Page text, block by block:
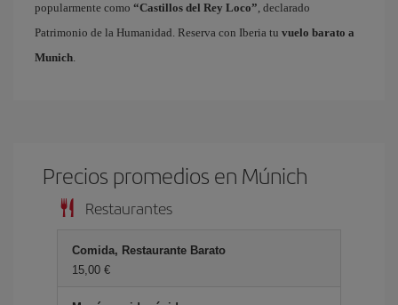
popularmente como “Castillos del Rey Loco”, declarado
Patrimonio de la Humanidad. Reserva con Iberia tu vuelo barato a
Munich.
Precios promedios en Múnich
Restaurantes
Comida, Restaurante Barato
15,00 €